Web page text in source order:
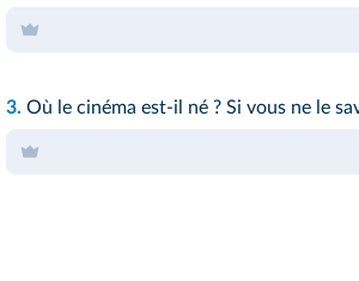
3. Où le cinéma est-il né ? Si vous ne le